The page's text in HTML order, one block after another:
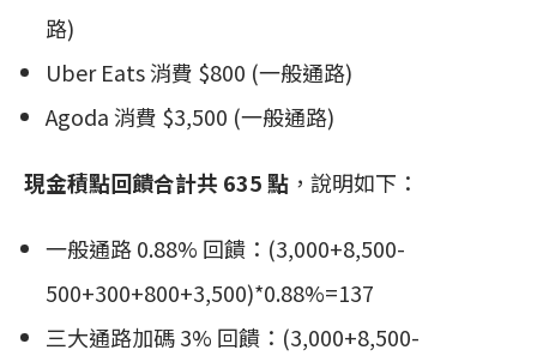
路)
Uber Eats 消費 $800 (一般通路)
Agoda 消費 $3,500 (一般通路)
現金積點回饋合計共 635 點 ，說明如下：
一般通路 0.88% 回饋：(3,000+8,500-
500+300+800+3,500)*0.88%=137
三大通路加碼 3% 回饋：(3,000+8,500-